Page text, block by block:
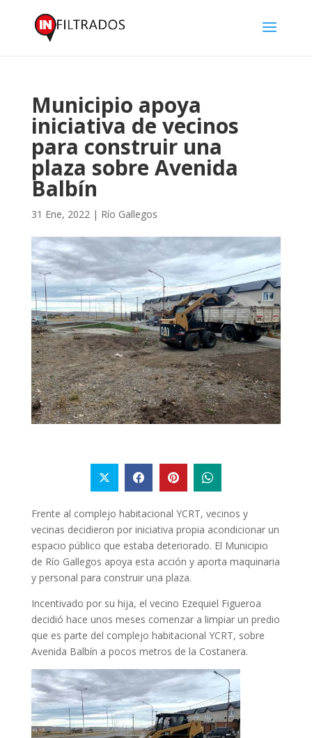
Municipio apoya
iniciativa de vecinos
para construir una
plaza sobre Avenida
Balbín
31 Ene, 2022| Río Gallegos
Frente al complejo habitacional YCRT, vecinos y
vecinas decidieron por iniciativa propia acondicionar un
espacio público que estaba deteriorado. El Municipio
de Río Gallegos apoya esta acción y aporta maquinaria
y personal para construir una plaza.
Incentivado por su hija, el vecino Ezequiel Figueroa
decidió hace unos meses comenzar a limpiar un predio
que es parte del complejo habitacional YCRT, sobre
Avenida Balbín a pocos metros de la Costanera.